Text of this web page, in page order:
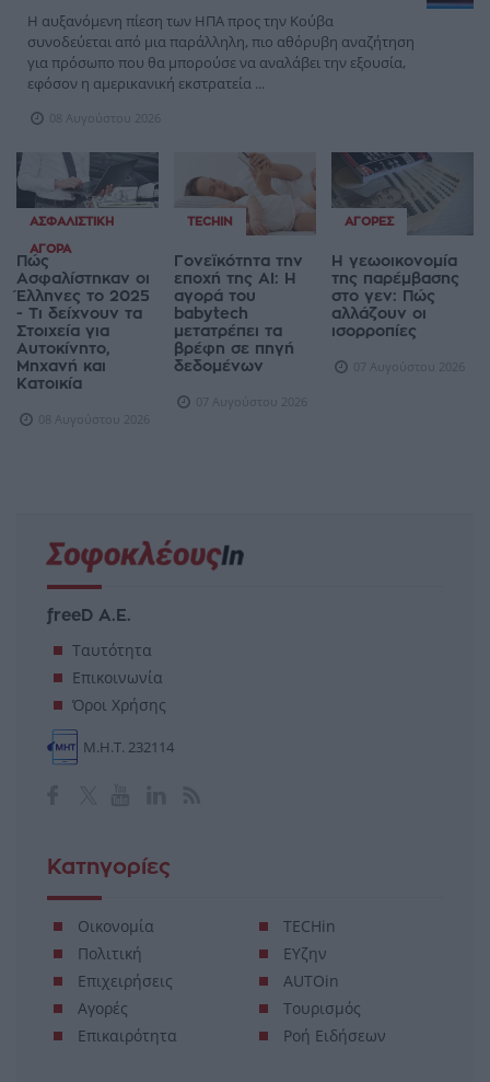
Η αυξανόμενη πίεση των ΗΠΑ προς την Κούβα
συνοδεύεται από μια παράλληλη, πιο αθόρυβη αναζήτηση
για πρόσωπο που θα μπορούσε να αναλάβει την εξουσία,
εφόσον η αμερικανική εκστρατεία ...
08 Αυγούστου 2026
ΑΣΦΑΛΙΣΤΙΚΉ
ΑΓΟΡΆ
Πώς
Ασφαλίστηκαν οι
Έλληνες το 2025
- Τι δείχνουν τα
Στοιχεία για
Αυτοκίνητο,
Μηχανή και
Κατοικία
08 Αυγούστου 2026
TECHIN
Γονεϊκότητα την
εποχή της AI: Η
αγορά του
babytech
μετατρέπει τα
βρέφη σε πηγή
δεδομένων
07 Αυγούστου 2026
ΑΓΟΡΈΣ
Η γεωοικονομία
της παρέμβασης
στο γεν: Πώς
αλλάζουν οι
ισορροπίες
07 Αυγούστου 2026
freeD Α.Ε.
Ταυτότητα
Επικοινωνία
Όροι Χρήσης
Μ.Η.Τ. 232114
Κατηγορίες
Οικονομία
Πολιτική
Επιχειρήσεις
Αγορές
Επικαιρότητα
TECHin
ΕΥζην
AUTOin
Τουρισμός
Ροή Ειδήσεων